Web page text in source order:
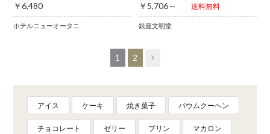
￥6,480
ホテルニューオータニ
￥5,706～ 送料無料
銀座文明堂
1 2
アイス ケーキ 焼き菓子 バウムクーヘン
チョコレート ゼリー プリン マカロン